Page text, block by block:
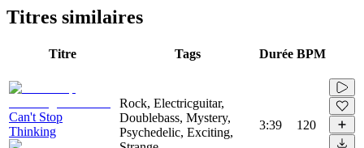
Titres similaires
Titre Tags Durée BPM
Can't Stop
Thinking
Rock, Electricguitar,
Doublebass, Mystery,
Psychedelic, Exciting,
3:39 120